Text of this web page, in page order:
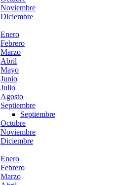
Noviembre
Diciembre
Enero
Febrero
Marzo
Abril
Mayo
Junio
Julio
Agosto
Septiembre
Septiembre
Octubre
Noviembre
Diciembre
Enero
Febrero
Marzo